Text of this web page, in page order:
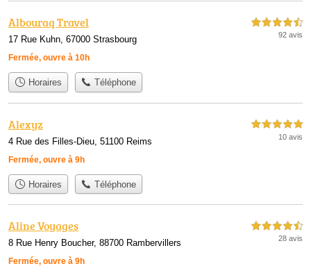
Albouraq Travel
17 Rue Kuhn, 67000 Strasbourg
Fermée, ouvre à 10h
4,5 étoiles sur 5
92 avis
Horaires Téléphone
Alexyz
4 Rue des Filles-Dieu, 51100 Reims
Fermée, ouvre à 9h
5,0 étoiles sur 5
10 avis
Horaires Téléphone
Aline Voyages
8 Rue Henry Boucher, 88700 Rambervillers
Fermée, ouvre à 9h
4,5 étoiles sur 5
28 avis